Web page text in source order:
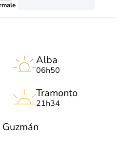
Alba
06h50
Tramonto
21h34